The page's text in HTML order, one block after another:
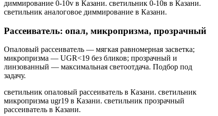
диммирование 0-10v в Казани. светильник 0-10в в Казани.
светильник аналоговое диммирование в Казани.
Рассеиватель: опал, микропризма, прозрачный
Опаловый рассеиватель — мягкая равномерная засветка;
микропризма — UGR<19 без бликов; прозрачный и
линзованный — максимальная светоотдача. Подбор под
задачу.
светильник опаловый рассеиватель в Казани. светильник
микропризма ugr19 в Казани. светильник прозрачный
рассеиватель в Казани.